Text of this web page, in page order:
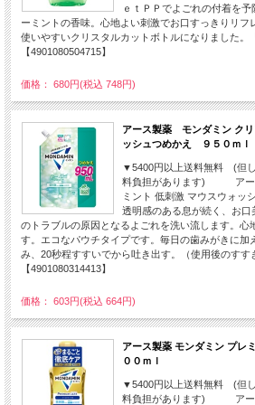
ｅｔＰＰでよごれの付着を
ーミントの香味。心地よい刺激でお口すっきりリフ
使いやすいクリスタルカットボトルになりました
【4901080504715】
価格： 680円(税込 748円)
アース製薬 モンダミン クリ
ッシュつめかえ ９５０ｍｌ
▼5400円以上送料無料 (但
料負担があります) アー
ミント 低刺激 マウスウォ
透明感のある息が続く、お口
のトラブルの原因となるよごれを洗い流します。心
す。エコなパウチタイプです。毎日の歯みがきに加
み、20秒程すすいでから吐き出す。（使用後のす
【4901080314413】
価格： 603円(税込 664円)
アース製薬 モンダミン プレ
００ｍｌ
▼5400円以上送料無料 (但
料負担があります) アー